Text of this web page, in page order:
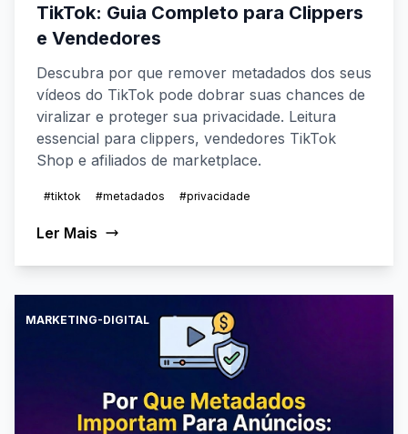
TikTok: Guia Completo para Clippers
e Vendedores
Descubra por que remover metadados dos seus
vídeos do TikTok pode dobrar suas chances de
viralizar e proteger sua privacidade. Leitura
essencial para clippers, vendedores TikTok
Shop e afiliados de marketplace.
#tiktok #metadados #privacidade
Ler Mais
MARKETING-DIGITAL